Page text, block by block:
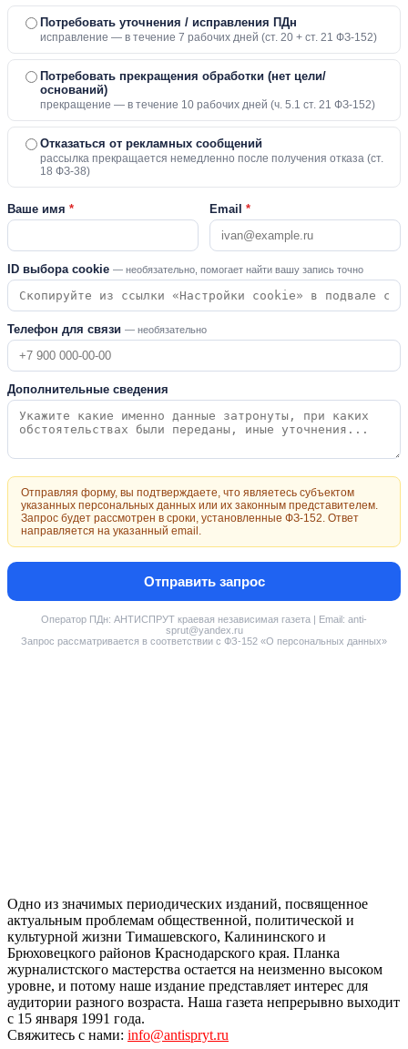
Потребовать уточнения / исправления ПДн
исправление — в течение 7 рабочих дней (ст. 20 + ст. 21 ФЗ-152)
Потребовать прекращения обработки (нет цели/
оснований)
прекращение — в течение 10 рабочих дней (ч. 5.1 ст. 21 ФЗ-152)
Отказаться от рекламных сообщений
рассылка прекращается немедленно после получения отказа (ст.
18 ФЗ-38)
Ваше имя * Email *
ID выбора cookie — необязательно, помогает найти вашу запись точно
Телефон для связи — необязательно
Дополнительные сведения
Отправляя форму, вы подтверждаете, что являетесь субъектом
указанных персональных данных или их законным представителем.
Запрос будет рассмотрен в сроки, установленные ФЗ-152. Ответ
направляется на указанный email.
Отправить запрос
Оператор ПДн: АНТИСПРУТ краевая независимая газета | Email: anti-
sprut@yandex.ru
Запрос рассматривается в соответствии с ФЗ-152 «О персональных данных»
Одно из значимых периодических изданий, посвященное
актуальным проблемам общественной, политической и
культурной жизни Тимашевского, Калининского и
Брюховецкого районов Краснодарского края. Планка
журналистского мастерства остается на неизменно высоком
уровне, и потому наше издание представляет интерес для
аудитории разного возраста. Наша газета непрерывно выходит
с 15 января 1991 года.
Свяжитесь с нами: info@antispryt.ru